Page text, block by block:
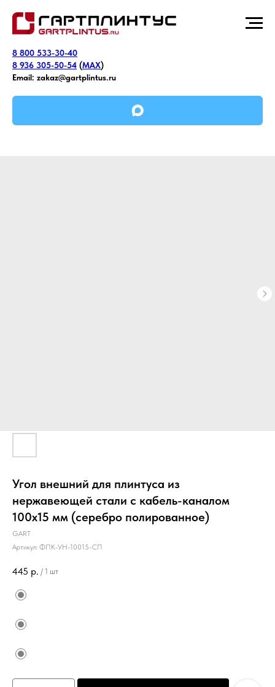
8 800 533-30-40
8 936 305-50-54 (MAX)
Email: zakaz@gartplintus.ru
Угол внешний для плинтуса из
нержавеющей стали с кабель-каналом
100х15 мм (серебро полированное)
GART
Артикул: ФПК-УН-10015-СП
445 р. / 1 шт